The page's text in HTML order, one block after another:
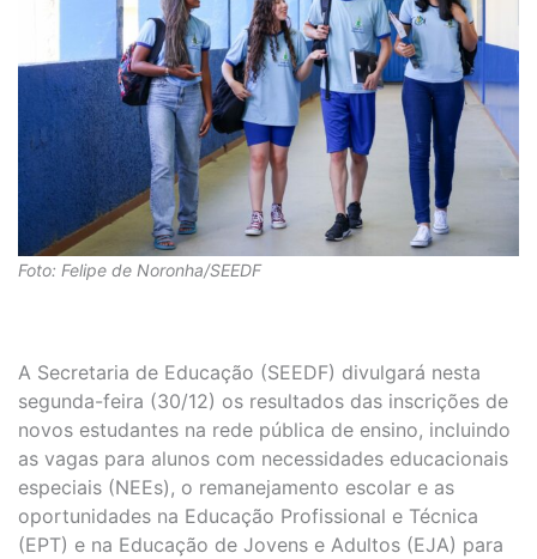
Foto: Felipe de Noronha/SEEDF
A Secretaria de Educação (SEEDF) divulgará nesta
segunda-feira (30/12) os resultados das inscrições de
novos estudantes na rede pública de ensino, incluindo
as vagas para alunos com necessidades educacionais
especiais (NEEs), o remanejamento escolar e as
oportunidades na Educação Profissional e Técnica
(EPT) e na Educação de Jovens e Adultos (EJA) para